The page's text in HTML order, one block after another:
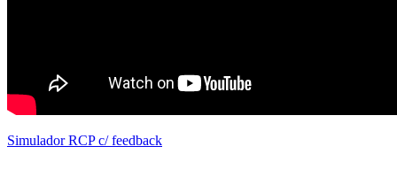
Simulador RCP c/ feedback